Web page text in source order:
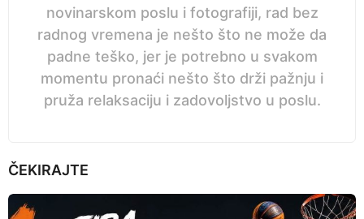
novinarskom poslu i fotografiji, rad bez
radnog vremena je nešto što ne može da
padne teško, jer je potrebno u svakom
momentu pronaći nešto što drži pažnju i
pruža relaksaciju i zadovoljstvo u poslu.
ČEKIRAJTE